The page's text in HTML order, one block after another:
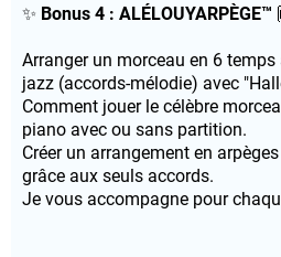
✨ Bonus 4 : ALÉLOUYARPÈGE™
Arranger un morceau en 6
jazz (accords-mélodie) avec
Comment jouer le célèbre
piano avec ou sans partition.
Créer un arrangement en
grâce aux seuls accords.
Je vous accompagne pour